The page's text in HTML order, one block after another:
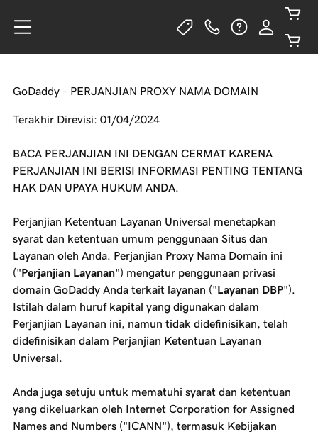
GoDaddy - PERJANJIAN PROXY NAMA DOMAIN
Terakhir Direvisi: 01/04/2024
BACA PERJANJIAN INI DENGAN CERMAT KARENA
PERJANJIAN INI BERISI INFORMASI PENTING TENTANG
HAK DAN UPAYA HUKUM ANDA.
Perjanjian Ketentuan Layanan Universal menetapkan
syarat dan ketentuan umum penggunaan Situs dan
Layanan oleh Anda. Perjanjian Proxy Nama Domain ini
("Perjanjian Layanan") mengatur penggunaan privasi
domain GoDaddy Anda terkait layanan ("Layanan DBP").
Istilah dalam huruf kapital yang digunakan dalam
Perjanjian Layanan ini, namun tidak didefinisikan, telah
didefinisikan dalam Perjanjian Ketentuan Layanan
Universal.
Anda juga setuju untuk mematuhi syarat dan ketentuan
yang dikeluarkan oleh Internet Corporation for Assigned
Names and Numbers ("ICANN"), termasuk Kebijakan